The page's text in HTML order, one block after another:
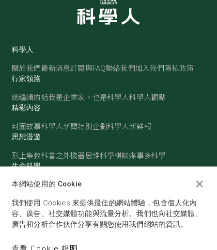
科學人
關於我們最新消息訂閱與FAQ聯絡我們加入我們隱私政策
行家領路
總編輯的話我是企業家，也是科學人科學人觀點
精彩內容
封面故事科學人新聞特別企劃科學人新鮮報
思想漫遊
形上集教科書之外機器思維科學棋談媒事多科學
生命科學
醫學古生物心理學生態學
物理 化學地球科學天文
本網站使用的 Cookie
我們使用 Cookies 來提供最佳的網站體驗，包含個人化內
容、廣告、社交媒體功能與流量分析。我們也向社交媒體、
廣告和分析合作伙伴分享有關您使用我們網站的資訊。
查看 Cookie 說明